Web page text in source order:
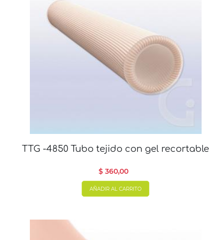
TTG -4850 Tubo tejido con gel recortable
$ 360,00
AÑADIR AL CARRITO